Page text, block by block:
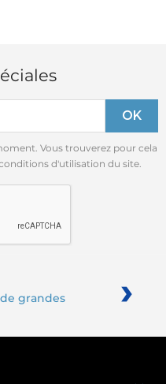
Vous trouverez pour cela
d'utilisation du site.
grandes
›